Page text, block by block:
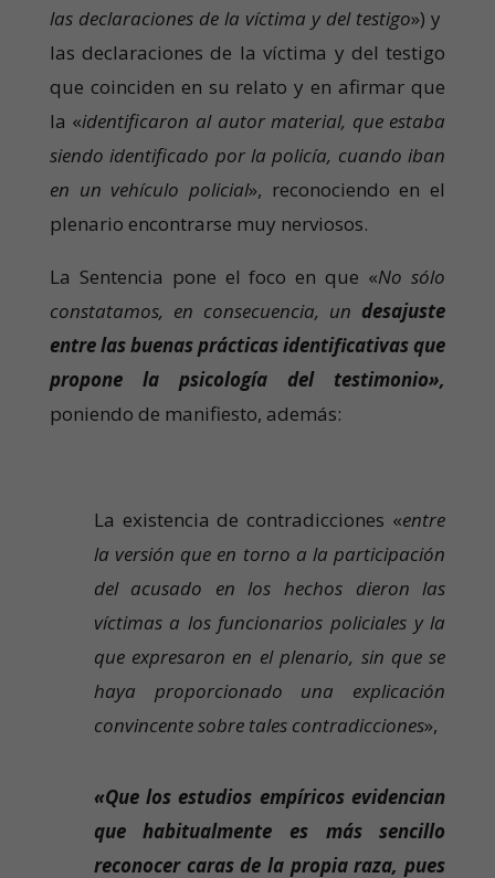
las declaraciones de la víctima y del testigo») y
las declaraciones de la víctima y del testigo
que coinciden en su relato y en afirmar que
la «identificaron al autor material, que estaba
siendo identificado por la policía, cuando iban
en un vehículo policial», reconociendo en el
plenario encontrarse muy nerviosos.
La Sentencia pone el foco en que «No sólo
constatamos, en consecuencia, un desajuste
entre las buenas prácticas identificativas que
propone la psicología del testimonio»,
poniendo de manifiesto, además:
La existencia de contradicciones «entre
la versión que en torno a la participación
del acusado en los hechos dieron las
víctimas a los funcionarios policiales y la
que expresaron en el plenario, sin que se
haya proporcionado una explicación
convincente sobre tales contradicciones»,
«Que los estudios empíricos evidencian
que habitualmente es más sencillo
reconocer caras de la propia raza, pues